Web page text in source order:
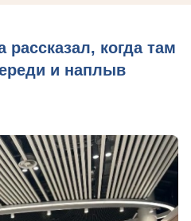
когда там
и наплыв